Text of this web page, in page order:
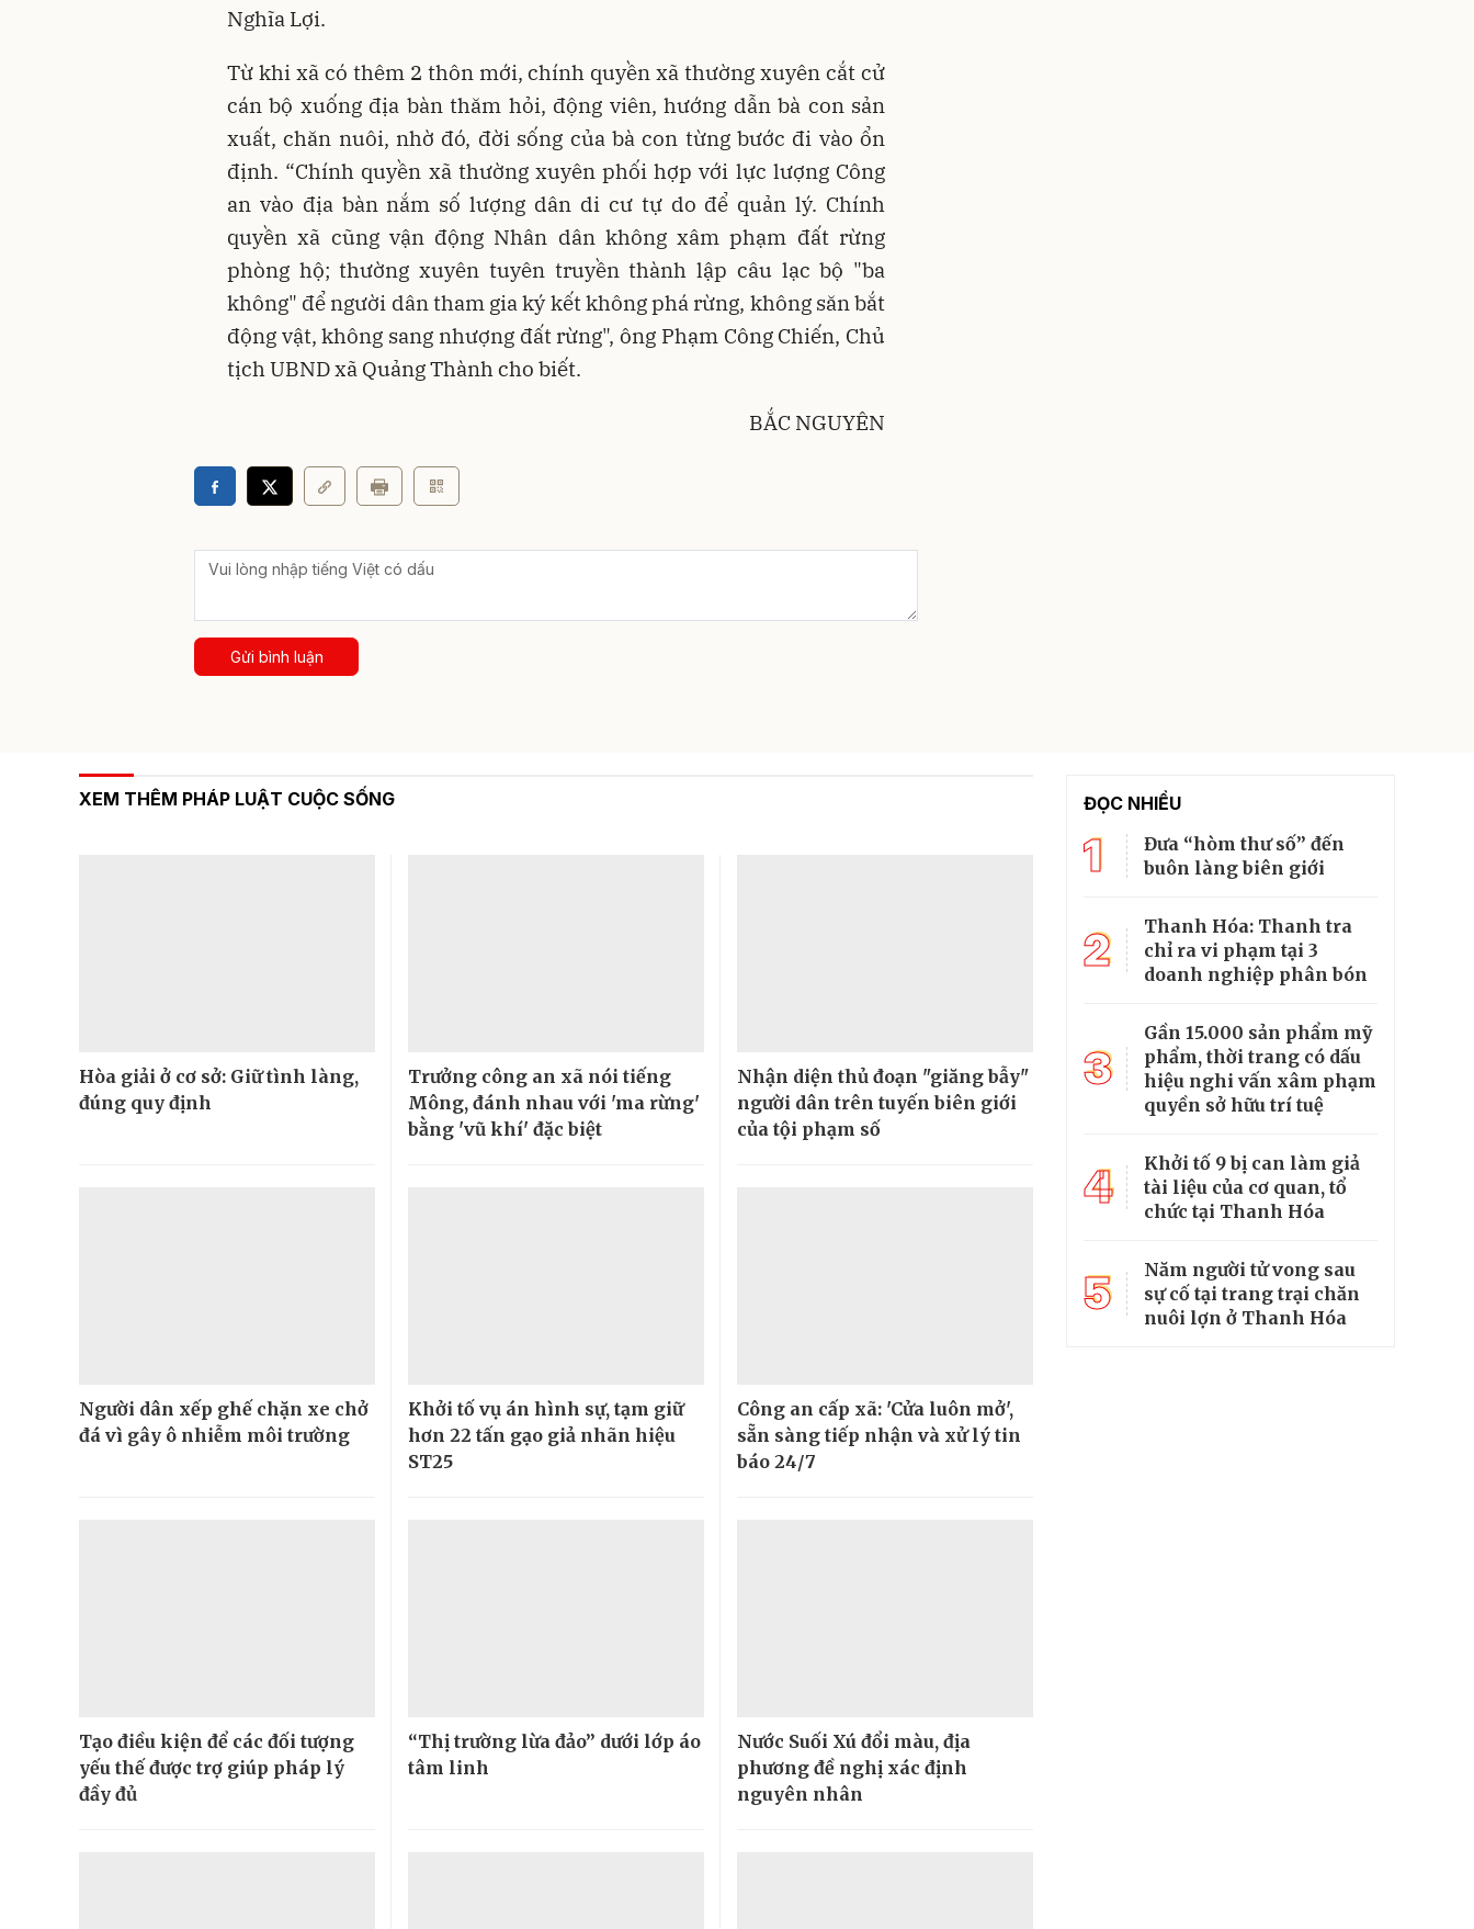
Nghĩa Lợi.
Từ khi xã có thêm 2 thôn mới, chính quyền xã thường xuyên cắt cử
cán bộ xuống địa bàn thăm hỏi, động viên, hướng dẫn bà con sản
xuất, chăn nuôi, nhờ đó, đời sống của bà con từng bước đi vào ổn
định. “Chính quyền xã thường xuyên phối hợp với lực lượng Công
an vào địa bàn nắm số lượng dân di cư tự do để quản lý. Chính
quyền xã cũng vận động Nhân dân không xâm phạm đất rừng
phòng hộ; thường xuyên tuyên truyền thành lập câu lạc bộ "ba
không" để người dân tham gia ký kết không phá rừng, không săn bắt
động vật, không sang nhượng đất rừng", ông Phạm Công Chiến, Chủ
tịch UBND xã Quảng Thành cho biết.
BẮC NGUYÊN
Gửi bình luận
XEM THÊM PHÁP LUẬT CUỘC SỐNG
Hòa giải ở cơ sở: Giữ tình làng,
đúng quy định
Trưởng công an xã nói tiếng
Mông, đánh nhau với 'ma rừng'
bằng 'vũ khí' đặc biệt
Nhận diện thủ đoạn "giăng bẫy"
người dân trên tuyến biên giới
của tội phạm số
Người dân xếp ghế chặn xe chở
đá vì gây ô nhiễm môi trường
Khởi tố vụ án hình sự, tạm giữ
hơn 22 tấn gạo giả nhãn hiệu
ST25
Công an cấp xã: 'Cửa luôn mở',
sẵn sàng tiếp nhận và xử lý tin
báo 24/7
Tạo điều kiện để các đối tượng
yếu thế được trợ giúp pháp lý
đầy đủ
“Thị trường lừa đảo” dưới lớp áo
tâm linh
Nước Suối Xú đổi màu, địa
phương đề nghị xác định
nguyên nhân
ĐỌC NHIỀU
1
Đưa “hòm thư số” đến
buôn làng biên giới
2
Thanh Hóa: Thanh tra
chỉ ra vi phạm tại 3
doanh nghiệp phân bón
3
Gần 15.000 sản phẩm mỹ
phẩm, thời trang có dấu
hiệu nghi vấn xâm phạm
quyền sở hữu trí tuệ
4
Khởi tố 9 bị can làm giả
tài liệu của cơ quan, tổ
chức tại Thanh Hóa
5
Năm người tử vong sau
sự cố tại trang trại chăn
nuôi lợn ở Thanh Hóa